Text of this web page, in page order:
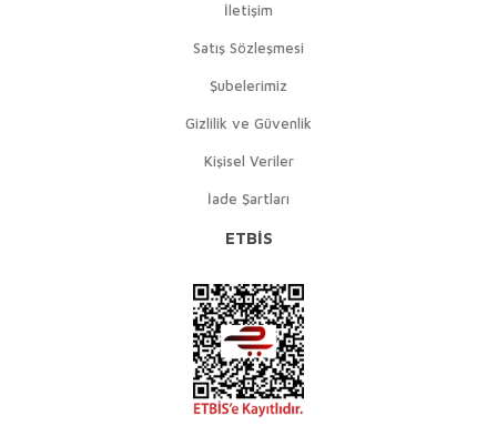
İletişim
Satış Sözleşmesi
Şubelerimiz
Gizlilik ve Güvenlik
Kişisel Veriler
İade Şartları
ETBİS